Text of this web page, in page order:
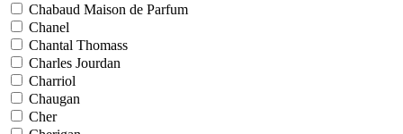
Chabaud Maison de Parfum
Chanel
Chantal Thomass
Charles Jourdan
Charriol
Chaugan
Cher